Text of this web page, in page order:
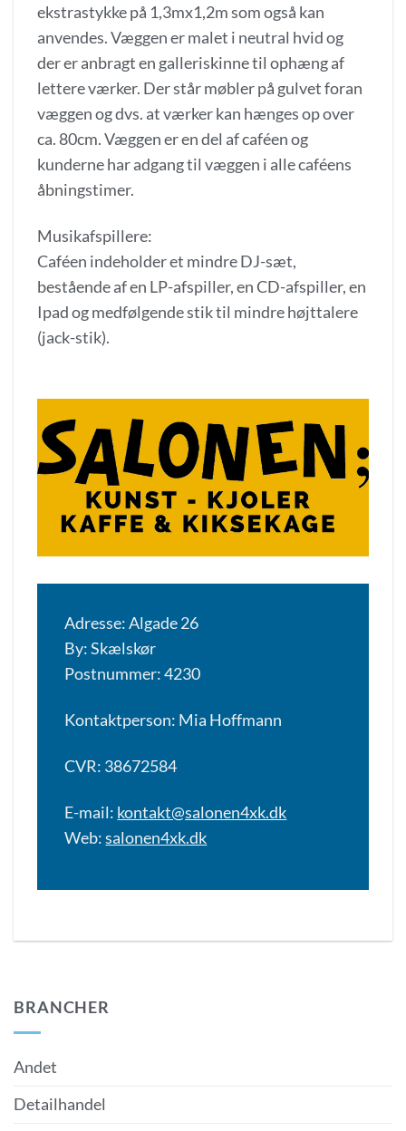
ekstrastykke på 1,3mx1,2m som også kan
anvendes. Væggen er malet i neutral hvid og
der er anbragt en galleriskinne til ophæng af
lettere værker. Der står møbler på gulvet foran
væggen og dvs. at værker kan hænges op over
ca. 80cm. Væggen er en del af caféen og
kunderne har adgang til væggen i alle caféens
åbningstimer.
Musikafspillere:
Caféen indeholder et mindre DJ-sæt,
bestående af en LP-afspiller, en CD-afspiller, en
Ipad og medfølgende stik til mindre højttalere
(jack-stik).
Adresse: Algade 26
By: Skælskør
Postnummer: 4230
Kontaktperson: Mia Hoffmann
CVR: 38672584
E-mail: kontakt@salonen4xk.dk
Web:salonen4xk.dk
BRANCHER
Andet
Detailhandel